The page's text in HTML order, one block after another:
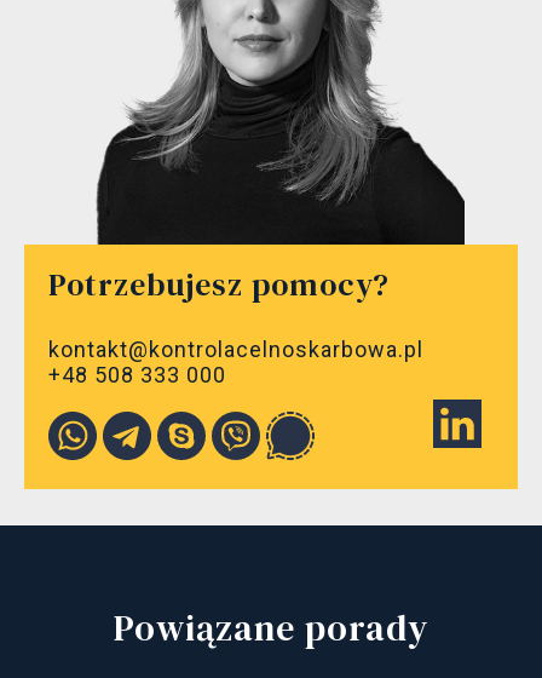
Potrzebujesz pomocy?
kontakt@kontrolacelnoskarbowa.pl
+48 508 333 000
Powiązane porady